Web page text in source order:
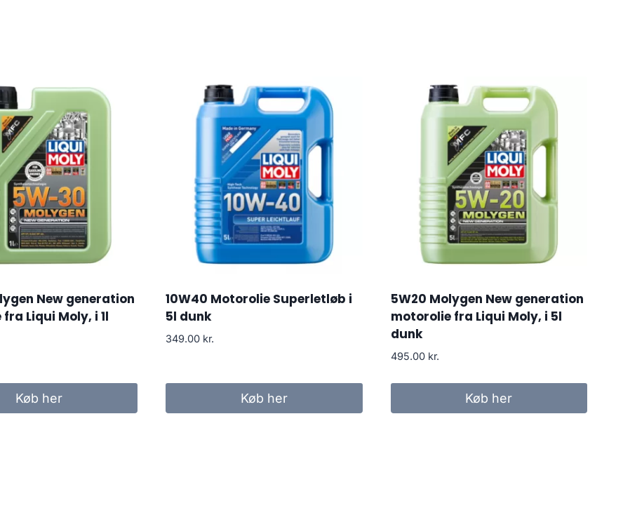
New generation
Liqui Moly, i 1l
Køb her
10W40 Motorolie Superletløb i
5l dunk
349.00 kr.
Køb her
5W20 Molygen New generation
motorolie fra Liqui Moly, i 5l
dunk
495.00 kr.
Køb her